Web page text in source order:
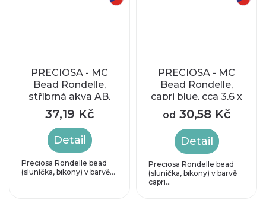
PRECIOSA - MC
Bead Rondelle,
stříbrná akva AB,
cca 3,6 x 4,1 mm
37,19 Kč
Detail
Preciosa Rondelle bead
(sluníčka, bikony) v barvě...
PRECIOSA - MC
Bead Rondelle,
capri blue, cca 3,6 x
4 mm
od 30,58 Kč
Detail
Preciosa Rondelle bead
(sluníčka, bikony) v barvě
capri...